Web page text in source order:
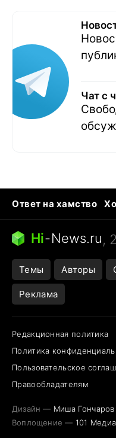
Чат с
Ответ на хамство
Бензин 100 и 95
Следующая пандемия
Hi-News.ru,
Темы Авторы
Реклама
Редакционная политика
Политика
Пользовательское
Правообладателям
Дизайн — Миша Гончаров
Воплощение — 101 Медиа